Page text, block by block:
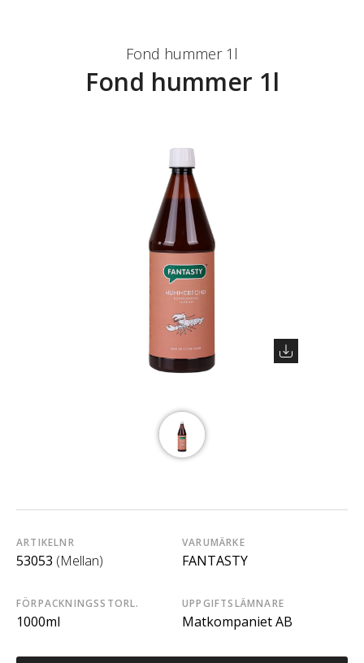
Fond hummer 1l
Fond hummer 1l
ARTIKELNR
53053 (Mellan)
VARUMÄRKE
FANTASTY
FÖRPACKNINGSSTORL.
1000ml
UPPGIFTSLÄMNARE
Matkompaniet AB